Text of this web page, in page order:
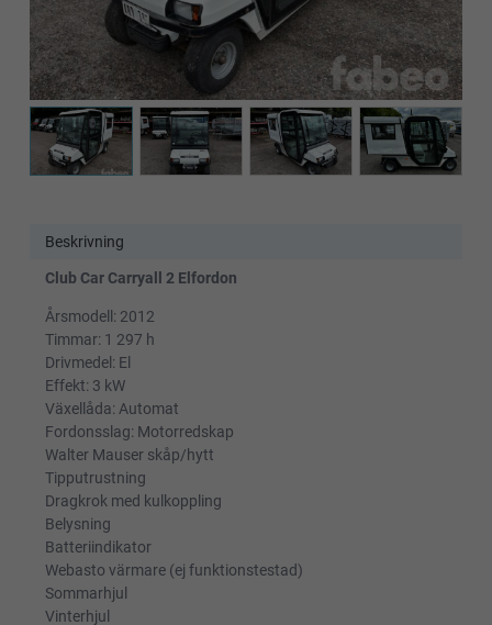
Beskrivning
Club Car Carryall 2 Elfordon
Årsmodell: 2012
Timmar: 1 297 h
Drivmedel: El
Effekt: 3 kW
Växellåda: Automat
Fordonsslag: Motorredskap
Walter Mauser skåp/hytt
Tipputrustning
Dragkrok med kulkoppling
Belysning
Batteriindikator
Webasto värmare (ej funktionstestad)
Sommarhjul
Vinterhjul